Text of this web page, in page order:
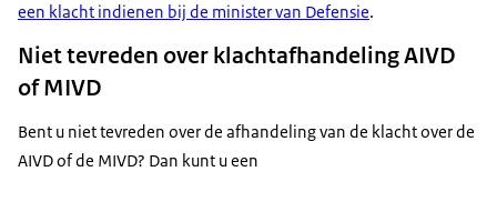
een klacht indienen bij de minister van Defensie.
Niet tevreden over klachtafhandeling AIVD
of MIVD
Bent u niet tevreden over de afhandeling van de klacht over de
AIVD of de MIVD? Dan kunt u een